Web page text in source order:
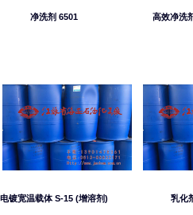
净洗剂 6501 高效净洗
电镀宽温载体 S-15 (增溶剂) 乳化